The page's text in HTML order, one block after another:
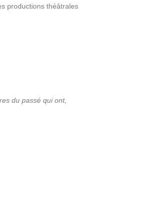
productions théâtrales
du passé qui ont,